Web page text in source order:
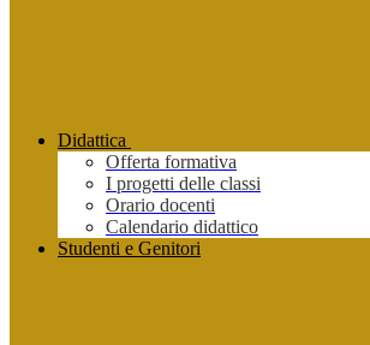
Didattica
Offerta formativa
I progetti delle classi
Orario docenti
Calendario didattico
Studenti e Genitori